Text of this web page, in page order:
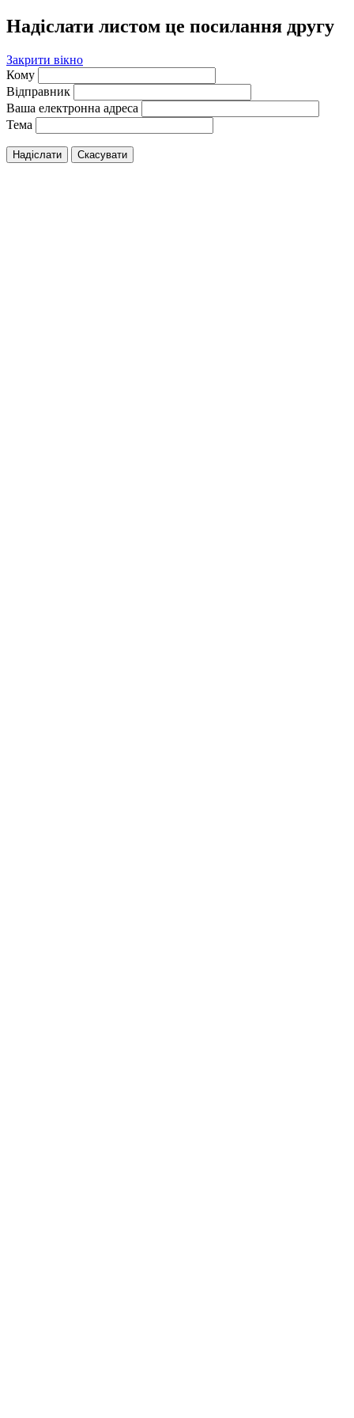
Надіслати листом це посилання другу
Закрити вікно
Кому
Відправник
Ваша електронна адреса
Тема
Надіслати Скасувати